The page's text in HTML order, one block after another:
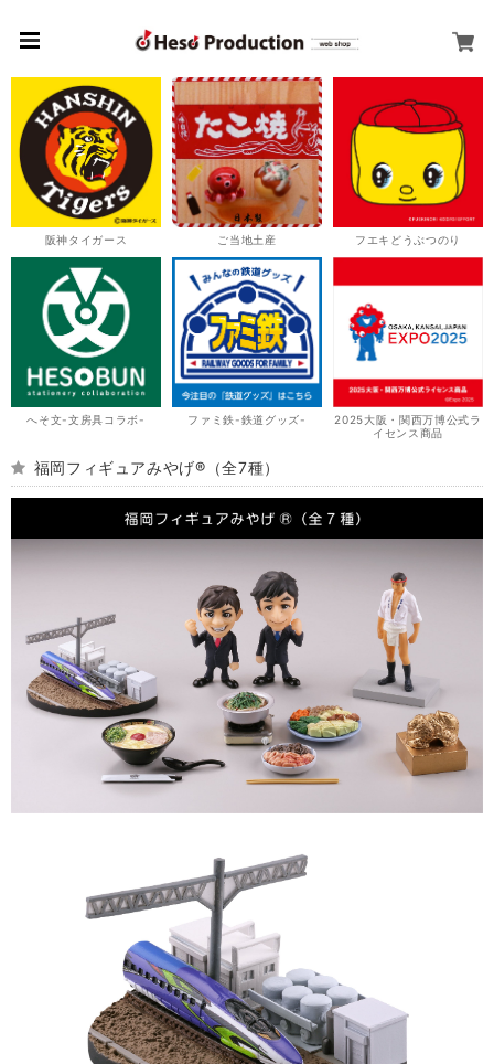
阪神タイガース ご当地土産 フエキどうぶつのり
へそ文-文房具コラボ- ファミ鉄-鉄道グッズ-
2025大阪・関西万博公式ラ
イセンス商品
福岡フィギュアみやげ®️（全7種）